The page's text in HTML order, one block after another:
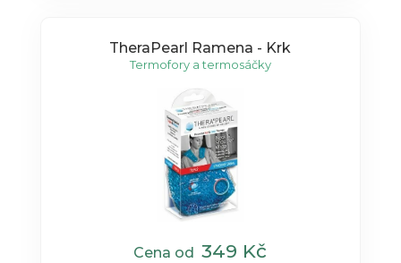
TheraPearl Ramena - Krk
Termofory a termosáčky
Cena od349 Kč